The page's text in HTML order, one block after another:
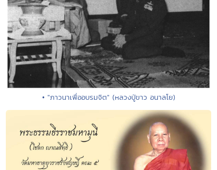
• "ภาวนาเพื่ออบรมจิต" (หลวงปู่ขาว อนาลโย)